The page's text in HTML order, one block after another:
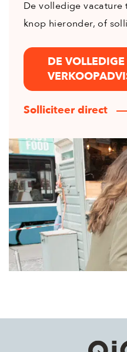
De volledige
knop hieronder, of
DE
Solliciteer direct